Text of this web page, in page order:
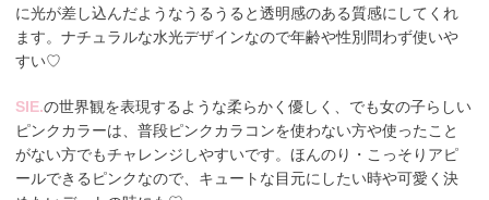
に光が差し込んだようなうるうると透明感のある質感にしてくれ
ます。ナチュラルな水光デザインなので年齢や性別問わず使いや
すい♡
SIE.の世界観を表現するような柔らかく優しく、でも女の子らしい
ピンクカラーは、普段ピンクカラコンを使わない方や使ったこと
がない方でもチャレンジしやすいです。ほんのり・こっそりアピ
ールできるピンクなので、キュートな目元にしたい時や可愛く決